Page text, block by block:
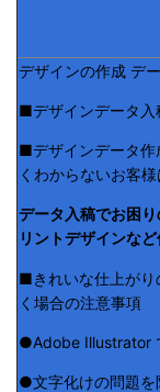
デザインの作成 デ
■デザインデータ入
■デザインデータ作
くわからないお客
データ入稿でお困
リントデザインな
■きれいな仕上がり
く場合の注意事項
●Adobe Illustrator
●文字化けの問題を